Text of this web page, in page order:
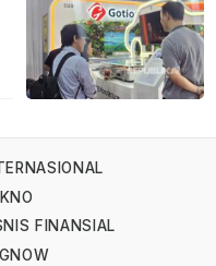
FINANSIAL